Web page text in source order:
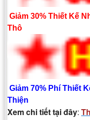
Giảm 30% Thiết Kế
Thô
Giảm 70% Phí Thiết
Thiện
Xem chi tiết tại đây: